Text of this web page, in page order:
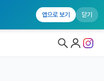
앱으로 보기 닫기